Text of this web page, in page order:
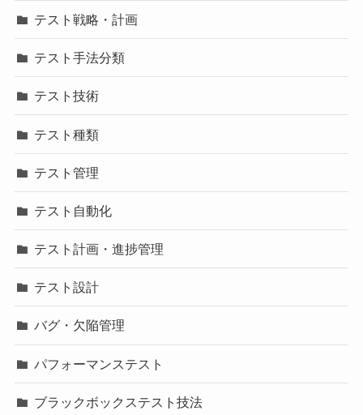
テスト戦略・計画
テスト手法分類
テスト技術
テスト種類
テスト管理
テスト自動化
テスト計画・進捗管理
テスト設計
バグ・欠陥管理
パフォーマンステスト
ブラックボックステスト技法